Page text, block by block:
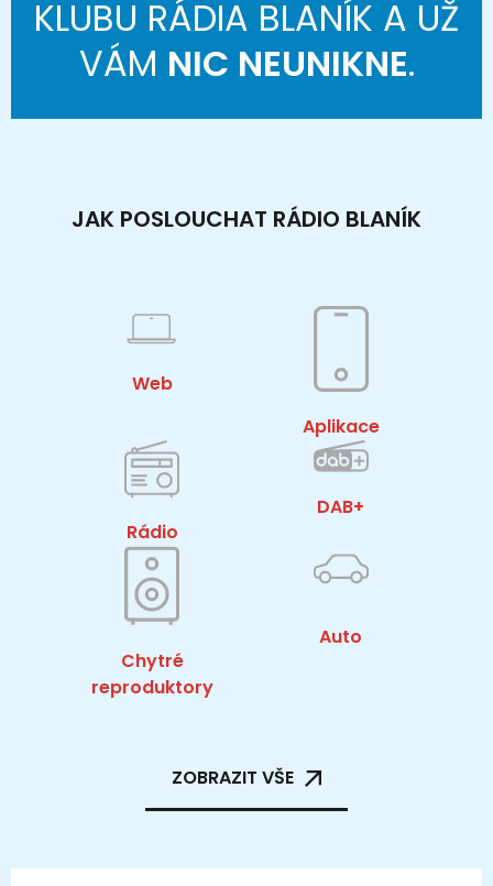
KLUBU RÁDIA BLANÍK A UŽ
VÁM NIC NEUNIKNE.
JAK POSLOUCHAT RÁDIO BLANÍK
Web
Aplikace
Rádio
DAB+
Chytré
reproduktory
Auto
ZOBRAZIT VŠE